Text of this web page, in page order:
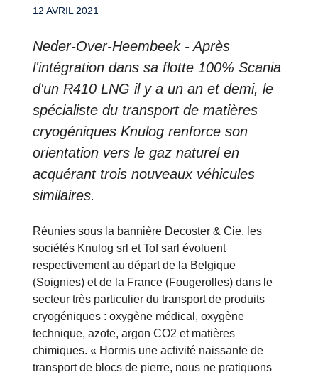
12 AVRIL 2021
Neder-Over-Heembeek - Après
l'intégration dans sa flotte 100% Scania
d'un R410 LNG il y a un an et demi, le
spécialiste du transport de matières
cryogéniques Knulog renforce son
orientation vers le gaz naturel en
acquérant trois nouveaux véhicules
similaires.
Réunies sous la bannière Decoster & Cie, les
sociétés Knulog srl et Tof sarl évoluent
respectivement au départ de la Belgique
(Soignies) et de la France (Fougerolles) dans le
secteur très particulier du transport de produits
cryogéniques : oxygène médical, oxygène
technique, azote, argon CO2 et matières
chimiques. « Hormis une activité naissante de
transport de blocs de pierre, nous ne pratiquons